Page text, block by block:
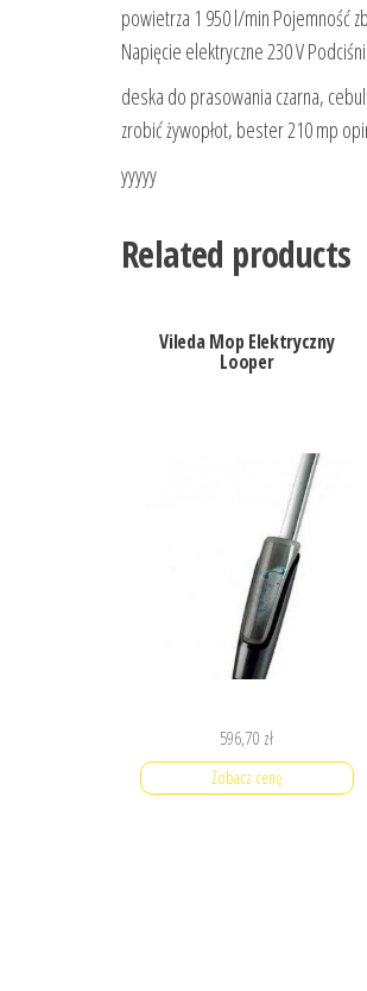
powietrza 1 950 l/min Pojemność
Napięcie elektryczne 230 V
deska do prasowania czarna,
zrobić żywopłot, bester 210 mp
yyyyy
Related products
Vileda Mop Elektryczny
Looper
596,70 zł
Zobacz cenę